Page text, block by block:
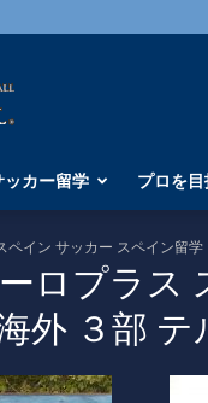
ッカー留学 プロを
イン サッカー スペイン留学
ロプラス
外 ３部 テ